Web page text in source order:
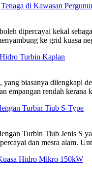
di Kawasan
dipercayai kekal
ke grid kuasa
Turbin Kaplan
biasanya dilengkapi
empangan rendah
Turbin Tiub S-Type
Turbin Tiub Jenis S
dan mesra alam.
Hidro Mikro 150kW